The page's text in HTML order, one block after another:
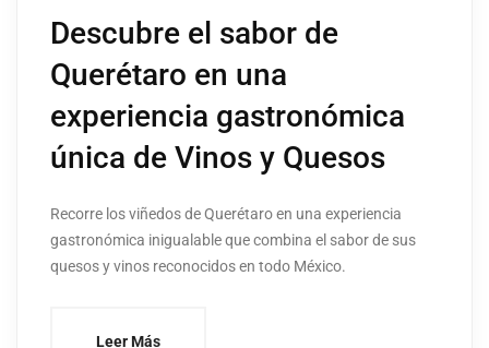
Descubre el sabor de
Querétaro en una
experiencia gastronómica
única de Vinos y Quesos
Recorre los viñedos de Querétaro en una experiencia
gastronómica inigualable que combina el sabor de sus
quesos y vinos reconocidos en todo México.
Leer Más